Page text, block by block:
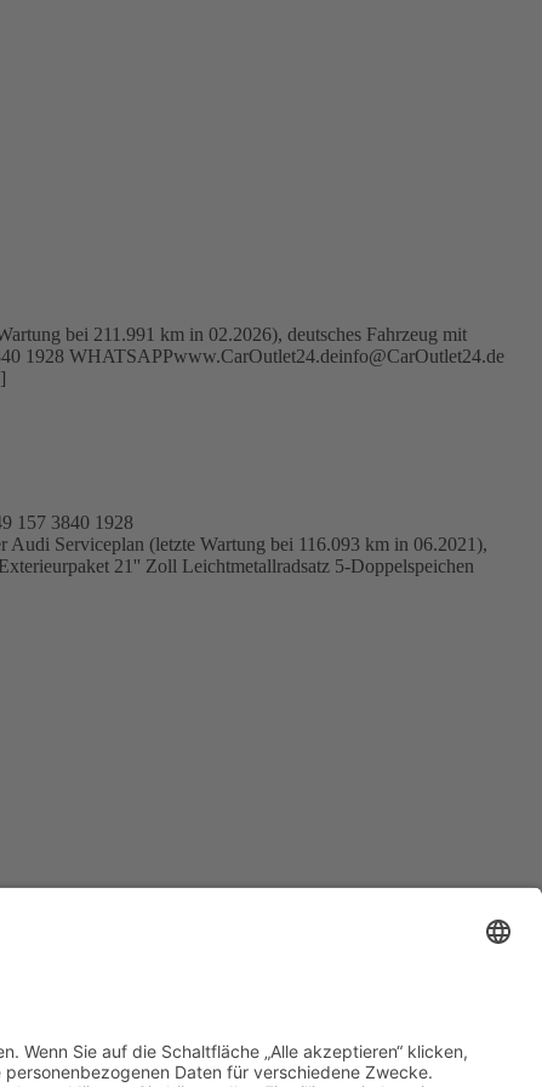
bei 211.991 km in 02.2026), deutsches Fahrzeug mit
1928 WHATSAPPwww.CarOutlet24.deinfo@CarOutlet24.de
157 3840 1928
Serviceplan (letzte Wartung bei 116.093 km in 06.2021),
21'' Zoll Leichtmetallradsatz 5-Doppelspeichen